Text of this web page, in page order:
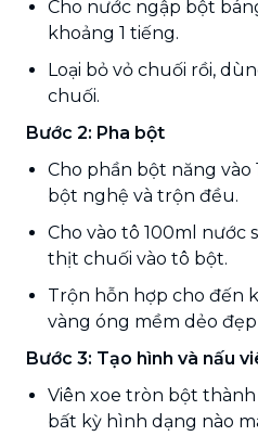
Cho nước ngập bột
khoảng 1 tiếng.
Loại bỏ vỏ chuối rồi,
chuối.
Bước 2: Pha bột
Cho phần bột năng
bột nghệ và trộn đều.
Cho vào tô 100ml nước
thịt chuối vào tô bột.
Trộn hỗn hợp cho đến
vàng óng mềm dẻo
Bước 3: Tạo hình và nấu
Viên xoe tròn bột
bất kỳ hình dạng nào